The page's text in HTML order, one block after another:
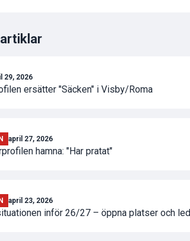
29, 2026
ersätter "Säcken" i Visby/Roma
april 27, 2026
hamna: "Har pratat"
april 23, 2026
inför 26/27 – öppna platser och